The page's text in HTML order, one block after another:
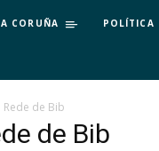
A CORUÑA POLÍTICA
Rede de Bib
de Bib